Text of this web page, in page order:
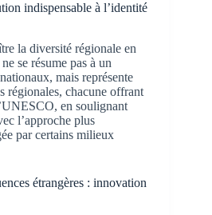
indispensable à l’identité
la diversité régionale en
se résume pas à un
mais représente
régionales, chacune offrant
en soulignant
l’approche plus
par certains milieux
étrangères : innovation